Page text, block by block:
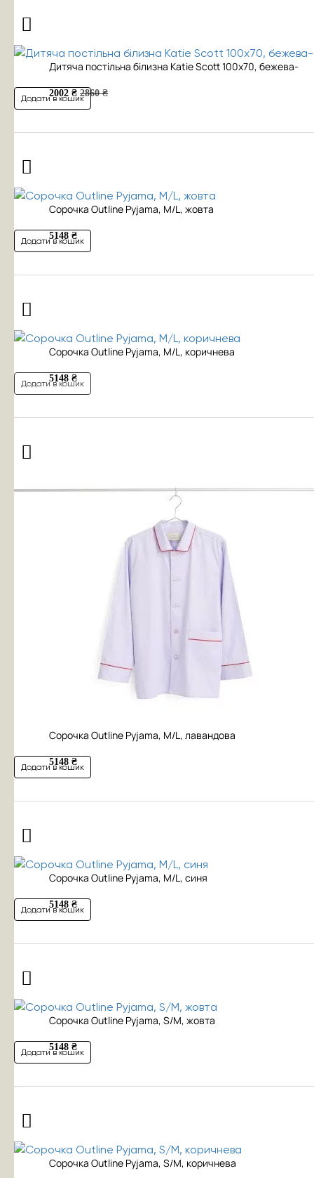
Дитяча постільна білизна Katie Scott 100x70, бежева-
2002 ₴ 2860 ₴
Додати в кошик
Сорочка Outline Pyjama, M/L, жовта
5148 ₴
Додати в кошик
Сорочка Outline Pyjama, M/L, коричнева
5148 ₴
Додати в кошик
Сорочка Outline Pyjama, M/L, лавандова
5148 ₴
Додати в кошик
Сорочка Outline Pyjama, M/L, синя
5148 ₴
Додати в кошик
Сорочка Outline Pyjama, S/M, жовта
5148 ₴
Додати в кошик
Сорочка Outline Pyjama, S/M, коричнева